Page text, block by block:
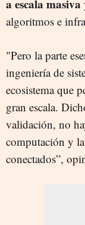
a escala masiva
algoritmos e
"Pero la parte
ingeniería de
ecosistema que
gran escala.
validación, no
computación y
conectados”,